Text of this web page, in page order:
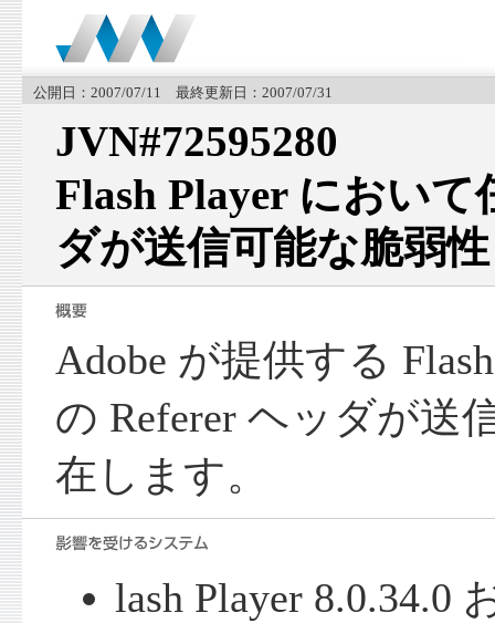
公開日：2007/07/11 最終更新日：2007/07/31
JVN#72595280
Flash Player において
ダが送信可能な脆弱性
Adobe が提供する
の Referer ヘッダが送
在します。
lash Player 8.0.34.0